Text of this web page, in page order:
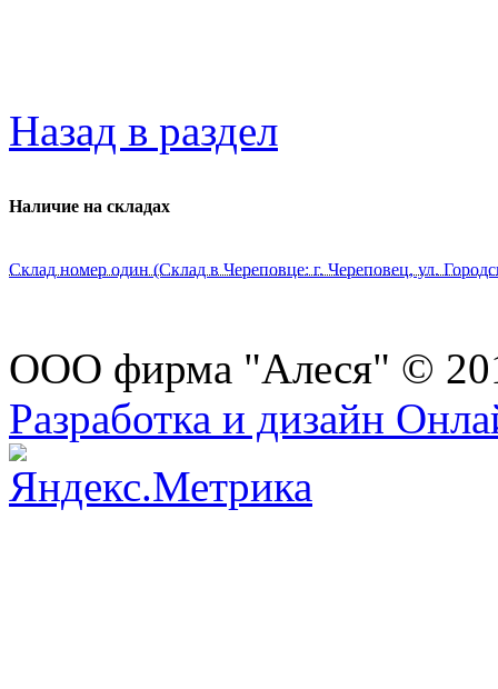
Назад в раздел
Наличие на складах
Склад номер один (Склад в Череповце: г. Череповец, ул.
ООО фирма "Алеся" ©
Разработка и дизайн